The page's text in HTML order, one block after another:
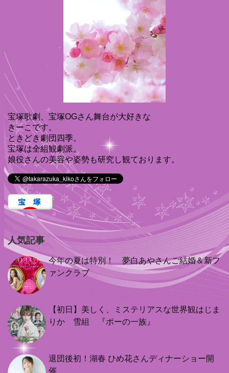
宝塚歌劇、宝塚OGさん舞台が大好きな
きーこです。
ときどき劇団四季。
宝塚は全組観劇派。
娘役さんの美容や姿勢も研究し観ております。
人気記事
今年の夏は特別！ 夢白あやさんご結婚＆新フ
ァンクラブ
【初日】美しく、ミステリアスな世界観はじま
りか 雪組 『ポーの一族』
退団後初！湖春 ひめ花さんディナーショー開
催